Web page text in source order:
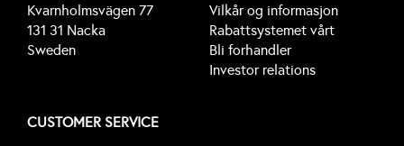
Kvarnholmsvägen 77
131 31 Nacka
Sweden
Vilkår og informasjon
Rabattsystemet vårt
Bli forhandler
Investor relations
CUSTOMER SERVICE